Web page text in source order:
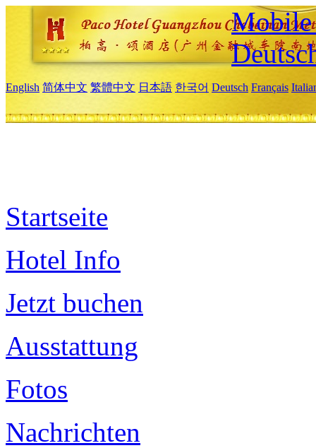
Mobile
English 简体中文 繁體中文 日本語 한국어 Deutsch Français
Startseite
Hotel Info
Jetzt buchen
Ausstattung
Fotos
Nachrichten